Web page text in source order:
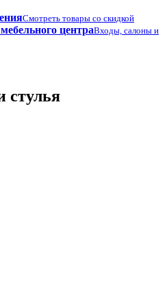
Смотреть товары со скидкой
центраВходы, салоны и
стулья